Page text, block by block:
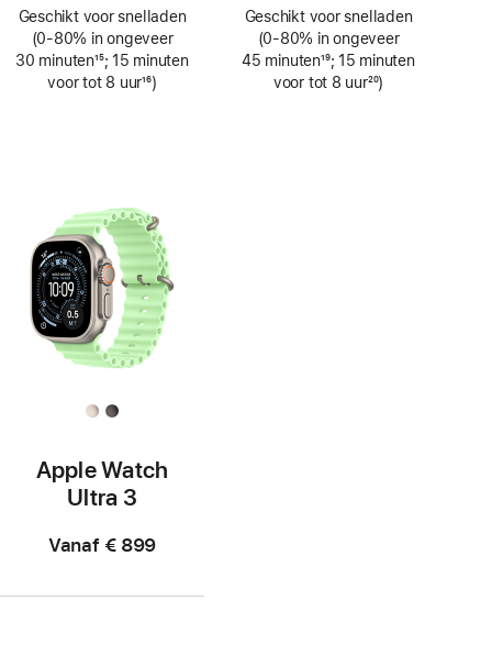
Geschikt voor snelladen
(0‑80% in ongeveer
30 minuten
Voetnoot
15; 15 minuten
voor tot 8 uur16)
Geschikt voor snelladen
(0‑80% in ongeveer
45 minuten
Voetnoot
19; 15 minuten
voor tot 8 uur20)
Apple Watch
Ultra 3
Vanaf € 899